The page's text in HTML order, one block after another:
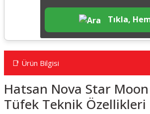
Tıkla,
📑 Ürün Bilgisi
Hatsan Nova Star Moon
Tüfek Teknik Özellikleri